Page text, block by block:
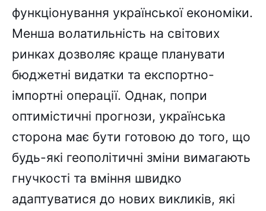
функціонування української економіки.
Менша волатильність на світових
ринках дозволяє краще планувати
бюджетні видатки та експортно-
імпортні операції. Однак, попри
оптимістичні прогнози, українська
сторона має бути готовою до того, що
будь-які геополітичні зміни вимагають
гнучкості та вміння швидко
адаптуватися до нових викликів, які